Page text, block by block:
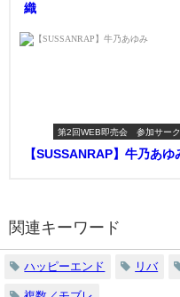
織
第2回WEB即売会 参加サー
【SUSSANRAP】牛乃あゆ
関連キーワード
ハッピーエンド リバ